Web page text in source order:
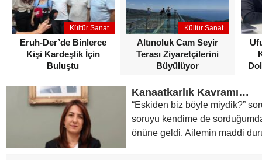
Kültür Sanat
Eruh-Der’de Binlerce
Kişi Kardeşlik İçin
Buluştu
Kültür Sanat
Altınoluk Cam Seyir
Terası Ziyaretçilerini
Büyülüyor
Kanaatkarlık Kavramı…
“Eskiden biz böyle miydik?”
soruyu kendime de
önüne geldi. Ailemin maddi